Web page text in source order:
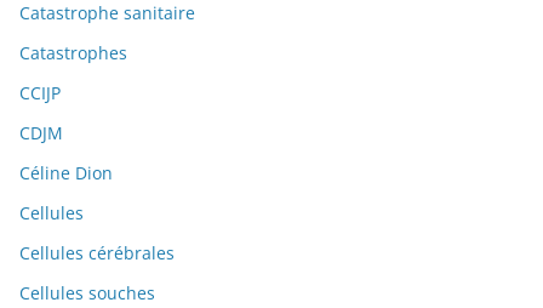
Catastrophe sanitaire
Catastrophes
CCIJP
CDJM
Céline Dion
Cellules
Cellules cérébrales
Cellules souches